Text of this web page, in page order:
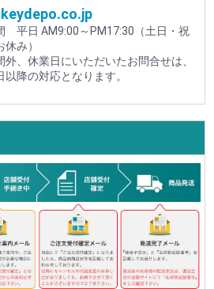
平日 AM9:00～PM17:30（土日・祝
み）
外、休業日にいただいたお問合せは、
以降の対応となります。